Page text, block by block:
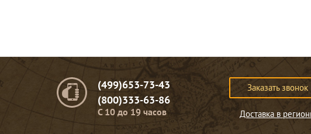
(499)653-73-43
(800)333-63-86
C 10 до 19 часов
Заказать звонок
Доставка в